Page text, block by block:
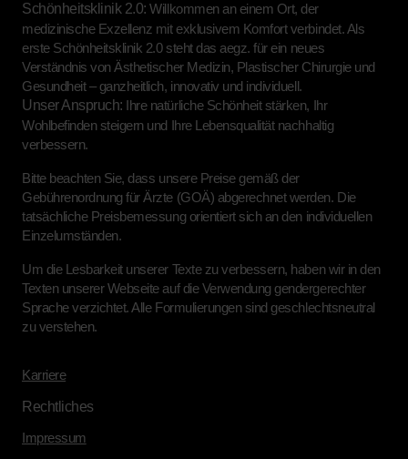
Schönheitsklinik 2.0: Willkommen an einem Ort, der
medizinische Exzellenz mit exklusivem Komfort verbindet. Als
erste Schönheitsklinik 2.0 steht das aegz. für ein neues
Verständnis von Ästhetischer Medizin, Plastischer Chirurgie und
Gesundheit – ganzheitlich, innovativ und individuell.
Unser Anspruch: Ihre natürliche Schönheit stärken, Ihr
Wohlbefinden steigern und Ihre Lebensqualität nachhaltig
verbessern.
Bitte beachten Sie, dass unsere Preise gemäß der
Gebührenordnung für Ärzte (GOÄ) abgerechnet werden. Die
tatsächliche Preisbemessung orientiert sich an den individuellen
Einzelumständen.
Um die Lesbarkeit unserer Texte zu verbessern, haben wir in den
Texten unserer Webseite auf die Verwendung gendergerechter
Sprache verzichtet. Alle Formulierungen sind geschlechtsneutral
zu verstehen.
Karriere
Rechtliches
Impressum